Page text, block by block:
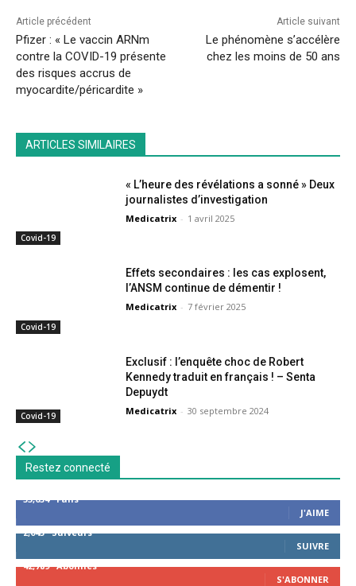
Article précédent
Pfizer : « Le vaccin ARNm
contre la COVID-19 présente
des risques accrus de
myocardite/péricardite »
Article suivant
Le phénomène s’accélère
chez les moins de 50 ans
ARTICLES SIMILAIRES
Covid-19
« L’heure des révélations a sonné » Deux
journalistes d’investigation
Medicatrix - 1 avril 2025
Covid-19
Effets secondaires : les cas explosent,
l’ANSM continue de démentir !
Medicatrix - 7 février 2025
Covid-19
Exclusif : l’enquête choc de Robert
Kennedy traduit en français ! – Senta
Depuydt
Medicatrix - 30 septembre 2024
Restez connecté
53,654
Fans
J'AIME
2,043 Suiveurs
SUIVRE
42,789 Abonnés
S'ABONNER